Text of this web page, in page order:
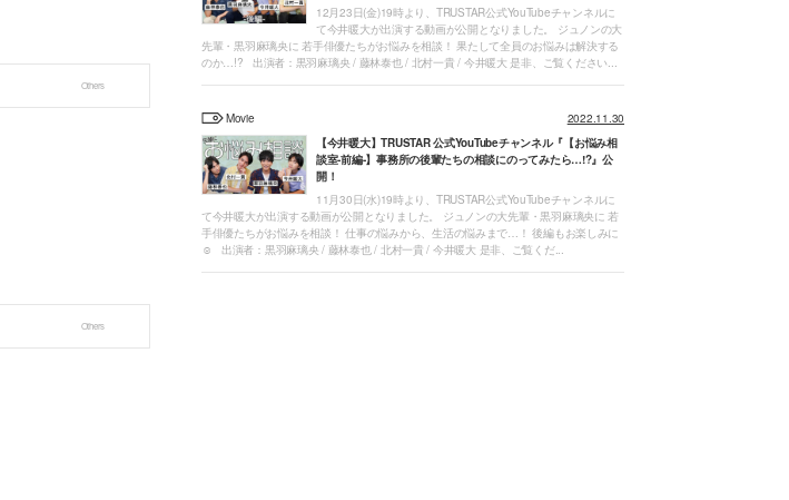
Others
Others
12月23日(金)19時より、TRUSTAR公式YouTubeチャンネルに
て今井暖大が出演する動画が公開となりました。 ジュノンの大
先輩・黒羽麻璃央に 若手俳優たちがお悩みを相談！ 果たして全員のお悩みは解決する
のか…!? 出演者：黒羽麻璃央 / 藤林泰也 / 北村一貴 / 今井暖大 是非、ご覧ください...
Movie
2022.11.30
【今井暖大】TRUSTAR 公式YouTubeチャンネル『【お悩み相
談室-前編-】事務所の後輩たちの相談にのってみたら…!?』公
開！
11月30日(水)19時より、TRUSTAR公式YouTubeチャンネルに
て今井暖大が出演する動画が公開となりました。 ジュノンの大先輩・黒羽麻璃央に 若
手俳優たちがお悩みを相談！ 仕事の悩みから、生活の悩みまで…！ 後編もお楽しみに
☺︎ 出演者：黒羽麻璃央 / 藤林泰也 / 北村一貴 / 今井暖大 是非、ご覧くだ...